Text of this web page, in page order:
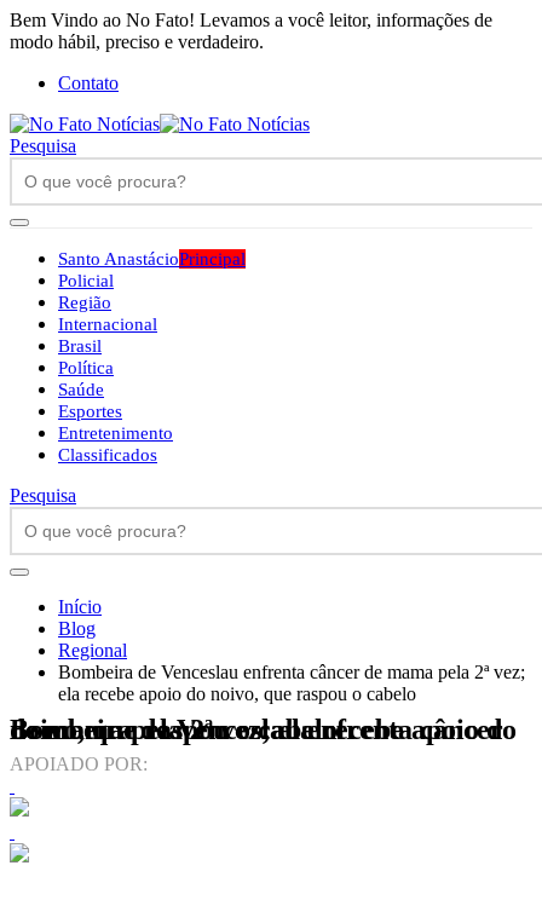
Bem Vindo ao No Fato! Levamos a você leitor, informações de
modo hábil, preciso e verdadeiro.
Contato
Pesquisa
Santo AnastácioPrincipal
Policial
Região
Internacional
Brasil
Política
Saúde
Esportes
Entretenimento
Classificados
Pesquisa
Início
Blog
Regional
Bombeira de Venceslau enfrenta câncer de mama pela 2ª vez;
ela recebe apoio do noivo, que raspou o cabelo
Bombeira de Venceslau enfrenta câncer de mama pela 2ª vez; ela recebe apoio do noivo, que raspou o cabelo
APOIADO POR: